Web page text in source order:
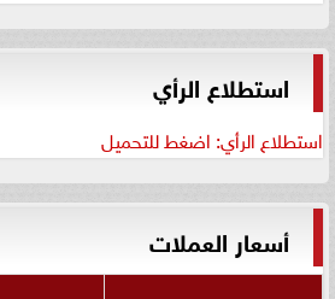
استطلاع الرأي
استطلاع الرأي: اضغط للتحميل
أسعار العملات